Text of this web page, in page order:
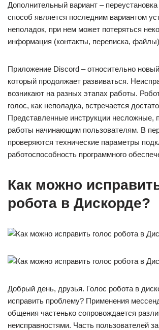
Дополнительный вариант –
способ является последним вариантом
неполадок, при нем может потеряться
информация (контакты, переписка,
Приложение Discord – относительно
который продолжает развиваться.
возникают на разных этапах работы.
голос, как неполадка, встречается
Представленные инструкции несложные,
работы начинающим пользователям. В
проверяются технические параметры
работоспособность программного
Как можно
робота в Дискорде?
Добрый день, друзья. Голос робота в
исправить проблему? Применения
общения частенько сопровождается
неисправностями. Часть пользователей